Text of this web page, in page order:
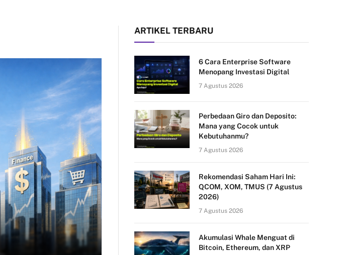
ARTIKEL TERBARU
6 Cara Enterprise Software
Menopang Investasi Digital
7 Agustus 2026
Perbedaan Giro dan Deposito:
Mana yang Cocok untuk
Kebutuhanmu?
7 Agustus 2026
Rekomendasi Saham Hari Ini:
QCOM, XOM, TMUS (7 Agustus
2026)
7 Agustus 2026
Akumulasi Whale Menguat di
Bitcoin, Ethereum, dan XRP